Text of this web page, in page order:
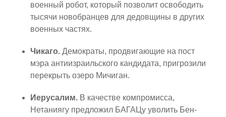
военный робот, который позволит освободить
тысячи новобранцев для дедовщины в других
военных частях.
Чикаго. Демократы, продвигающие на пост
мэра антиизраильского кандидата, пригрозили
перекрыть озеро Мичиган.
Иерусалим. В качестве компромисса,
Нетаниягу предложил БАГАЦу уволить Бен-